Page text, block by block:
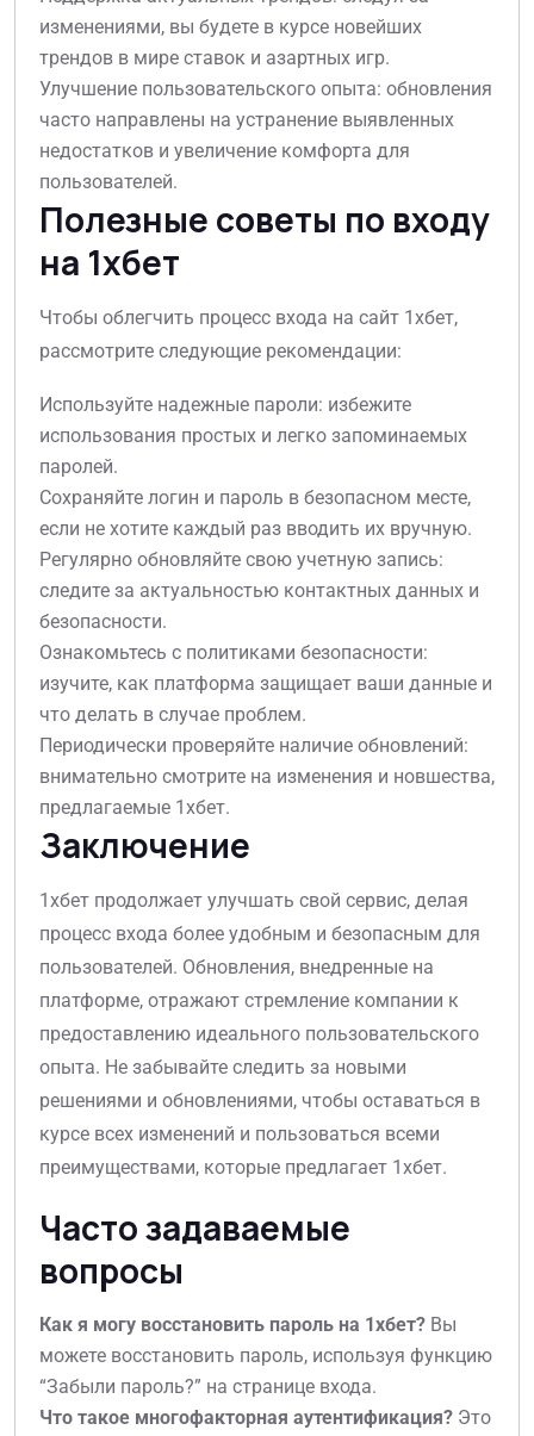
изменениями, вы будете в курсе новейших
трендов в мире ставок и азартных игр.
Улучшение пользовательского опыта: обновления
часто направлены на устранение выявленных
недостатков и увеличение комфорта для
пользователей.
Полезные советы по входу
на 1хбет
Чтобы облегчить процесс входа на сайт 1хбет,
рассмотрите следующие рекомендации:
Используйте надежные пароли: избежите
использования простых и легко запоминаемых
паролей.
Сохраняйте логин и пароль в безопасном месте,
если не хотите каждый раз вводить их вручную.
Регулярно обновляйте свою учетную запись:
следите за актуальностью контактных данных и
безопасности.
Ознакомьтесь с политиками безопасности:
изучите, как платформа защищает ваши данные и
что делать в случае проблем.
Периодически проверяйте наличие обновлений:
внимательно смотрите на изменения и новшества,
предлагаемые 1хбет.
Заключение
1хбет продолжает улучшать свой сервис, делая
процесс входа более удобным и безопасным для
пользователей. Обновления, внедренные на
платформе, отражают стремление компании к
предоставлению идеального пользовательского
опыта. Не забывайте следить за новыми
решениями и обновлениями, чтобы оставаться в
курсе всех изменений и пользоваться всеми
преимуществами, которые предлагает 1хбет.
Часто задаваемые
вопросы
Как я могу восстановить пароль на 1хбет? Вы
можете восстановить пароль, используя функцию
“Забыли пароль?” на странице входа.
Что такое многофакторная аутентификация? Это